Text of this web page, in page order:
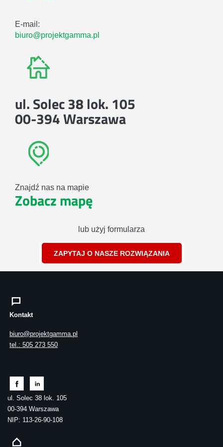
E-mail:
biuro@projektgamma.pl
ul. Solec 38 lok. 105
00-394 Warszawa
Znajdź nas na mapie
Zobacz mapę
lub użyj formularza
ZAPYTAJ O NASZE ROZWIĄZANIA
Kontakt
biuro@projektgamma.pl
tel.: 505 273 550
ul. Solec 38 lok. 105
00-394 Warszawa
NIP: 113-26-90-108